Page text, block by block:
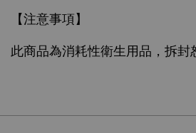
【注意事項】
此商品為消耗性衛生用品，拆封